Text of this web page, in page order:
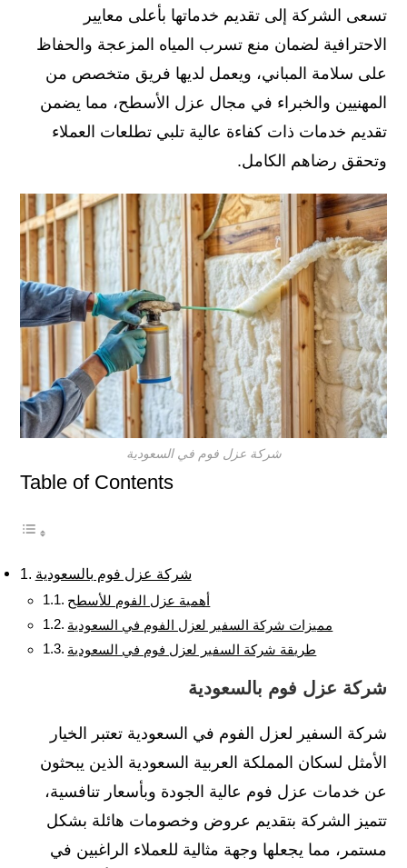
تسعى الشركة إلى تقديم خدماتها بأعلى معايير
الاحترافية لضمان منع تسرب المياه المزعجة والحفاظ
على سلامة المباني، ويعمل لديها فريق متخصص من
المهنيين والخبراء في مجال عزل الأسطح، مما يضمن
تقديم خدمات ذات كفاءة عالية تلبي تطلعات العملاء
وتحقق رضاهم الكامل.
شركة عزل فوم في السعودية
Table of Contents
شركة عزل فوم بالسعودية
أهمية عزل الفوم للأسطح
مميزات شركة السفير لعزل الفوم في السعودية
طريقة شركة السفير لعزل فوم في السعودية
شركة عزل فوم بالسعودية
شركة السفير لعزل الفوم في السعودية تعتبر الخيار
الأمثل لسكان المملكة العربية السعودية الذين يبحثون
عن خدمات عزل فوم عالية الجودة وبأسعار تنافسية،
تتميز الشركة بتقديم عروض وخصومات هائلة بشكل
مستمر، مما يجعلها وجهة مثالية للعملاء الراغبين في